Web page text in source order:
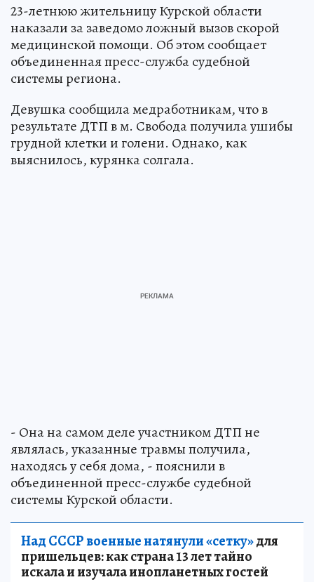
23-летнюю жительницу Курской области
наказали за заведомо ложный вызов скорой
медицинской помощи. Об этом сообщает
объединенная пресс-служба судебной
системы региона.
Девушка сообщила медработникам, что в
результате ДТП в м. Свобода получила ушибы
грудной клетки и голени. Однако, как
выяснилось, курянка солгала.
- Она на самом деле участником ДТП не
являлась, указанные травмы получила,
находясь у себя дома, - пояснили в
объединенной пресс-службе судебной
системы Курской области.
Над СССР военные натянули «сетку»для
пришельцев: как страна 13 лет тайно
искала и изучала инопланетных гостей